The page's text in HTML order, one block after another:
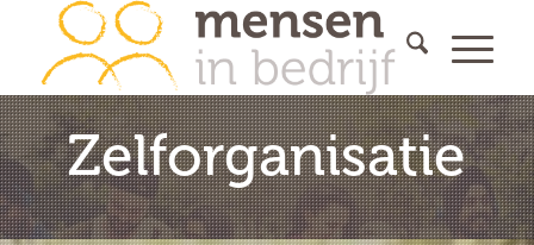
Zelforganisatie